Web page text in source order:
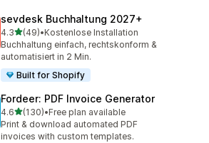
sevdesk Buchhaltung 2027+
4.3เต็ม 5 ดาว
(49)
ทั้งหมด 49 รีวิว
•Kostenlose Installation
Buchhaltung einfach, rechtskonform &
automatisiert in 2 Min.
Built for Shopify
Fordeer: PDF Invoice Generator
4.6เต็ม 5 ดาว
(130)
ทั้งหมด 130 รีวิว
•Free plan available
Print & download automated PDF
invoices with custom templates.